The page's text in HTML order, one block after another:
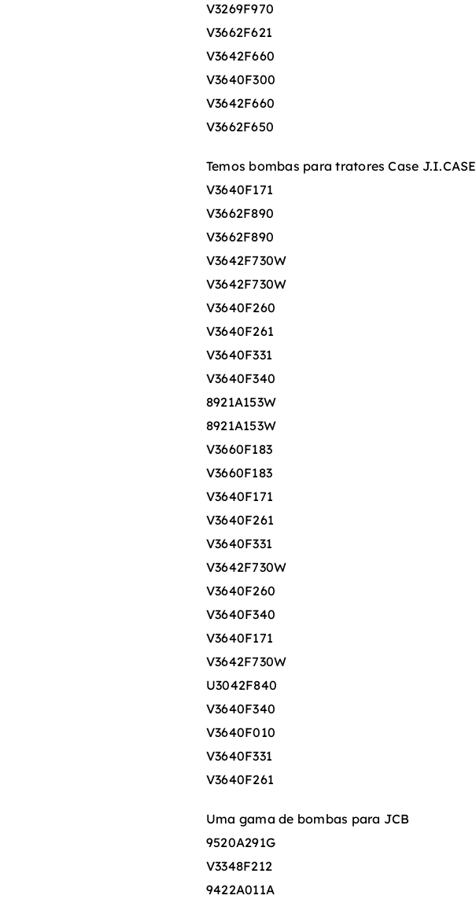
V3269F970
V3662F621
V3642F660
V3640F300
V3642F660
V3662F650
Temos bombas para tratores Case J.I.CASE
V3640F171
V3662F890
V3662F890
V3642F730W
V3642F730W
V3640F260
V3640F261
V3640F331
V3640F340
8921A153W
8921A153W
V3660F183
V3660F183
V3640F171
V3640F261
V3640F331
V3642F730W
V3640F260
V3640F340
V3640F171
V3642F730W
U3042F840
V3640F340
V3640F010
V3640F331
V3640F261
Uma gama de bombas para JCB
9520A291G
V3348F212
9422A011A